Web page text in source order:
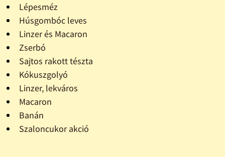
Lépesméz
Húsgombóc leves
Linzer és Macaron
Zserbó
Sajtos rakott tészta
Kókuszgolyó
Linzer, lekváros
Macaron
Banán
Szaloncukor akció